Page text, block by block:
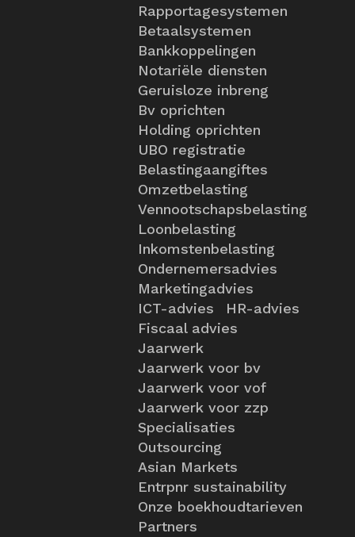
Rapportagesystemen
Betaalsystemen
Bankkoppelingen
Notariële diensten
Geruisloze inbreng
Bv oprichten
Holding oprichten
UBO registratie
Belastingaangiftes
Omzetbelasting
Vennootschapsbelasting
Loonbelasting
Inkomstenbelasting
Ondernemersadvies
Marketingadvies
ICT-advies
HR-advies
Fiscaal advies
Jaarwerk
Jaarwerk voor bv
Jaarwerk voor vof
Jaarwerk voor zzp
Specialisaties
Outsourcing
Asian Markets
Entrpnr sustainability
Onze boekhoudtarieven
Partners